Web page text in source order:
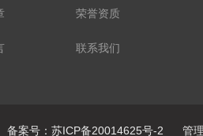
荣誉资质
联系我们
备案号：苏ICP备20014625号-2 管